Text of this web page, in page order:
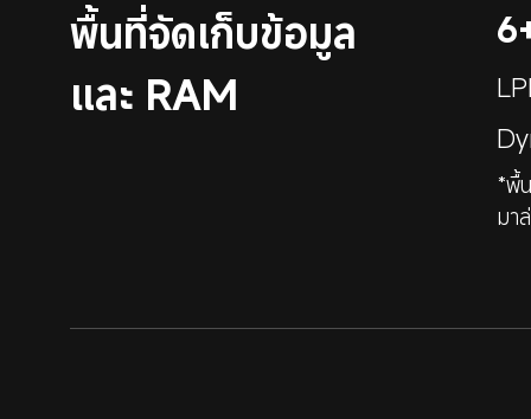
พื้นที่จัดเก็บข้อมูล
และ RAM
*พื้
มา